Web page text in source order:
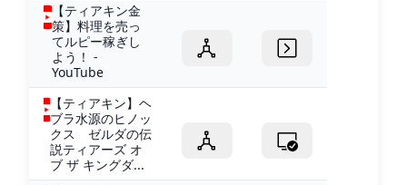
【ティアキン金
策】料理を売っ
てルピー稼ぎし
よう！ -
YouTube
【ティアキン】ヘ
ブラ水源のヒノッ
クス ゼルダの伝
説ティアーズ オ
ブ ザ キングダ...